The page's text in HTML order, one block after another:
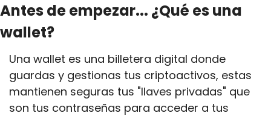
Antes de empezar... ¿Qué es una
wallet?
Una wallet es una billetera digital donde
guardas y gestionas tus criptoactivos, estas
mantienen seguras tus "llaves privadas" que
son tus contraseñas para acceder a tus